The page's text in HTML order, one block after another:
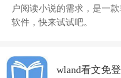
户阅读小说的需求，是一
软件，快来试试吧。
wland看文免